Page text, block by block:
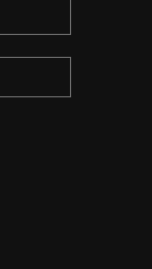
tu
a ukázali
navštivte